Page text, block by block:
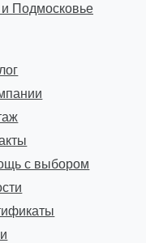
Подмосковье
с выбором